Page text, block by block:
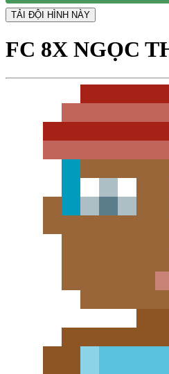
TẢI ĐỘI HÌNH NÀY
FC 8X NGỌC